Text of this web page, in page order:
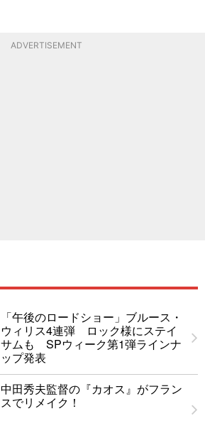
ADVERTISEMENT
「午後のロードショー」ブルース・
ウィリス4連弾 ロック様にステイ
サムも SPウィーク第1弾ラインナ
ップ発表
中田秀夫監督の『カオス』がフラン
スでリメイク！